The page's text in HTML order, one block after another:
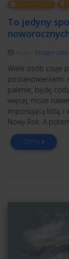
EFEKTYWNOŚĆ
To jedyny
Wiele osób czuje
postanowieniami:
palenie, będę
więcej, może
imponującą listą, i
Nowy Rok. A
CZYTAJ